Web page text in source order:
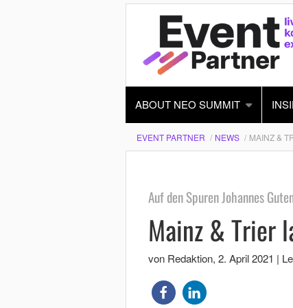
ABOUT NEO SUMMIT
EVENT PARTNER NEWS MAINZ &
Auf den Spuren Johannes
Mainz & Trier
von Redaktion, 2. April 2021 |